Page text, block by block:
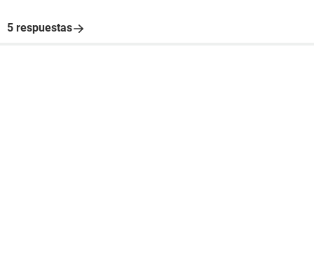
5 respuestas